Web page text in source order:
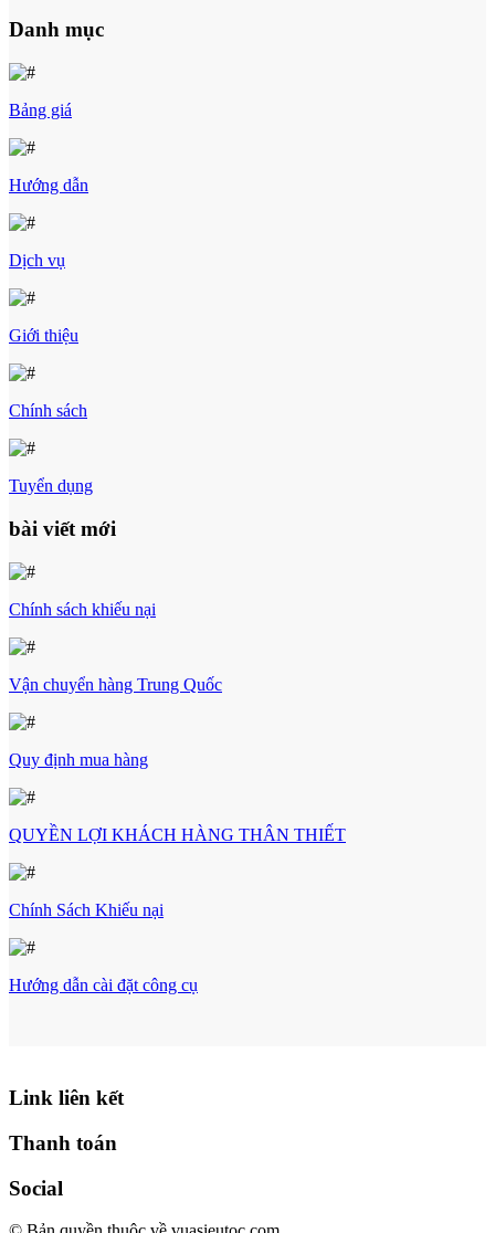
Danh mục
Bảng giá
Hướng dẫn
Dịch vụ
Giới thiệu
Chính sách
Tuyển dụng
bài viết mới
Chính sách khiếu nại
Vận chuyển hàng Trung Quốc
Quy định mua hàng
QUYỀN LỢI KHÁCH HÀNG THÂN THIẾT
Chính Sách Khiếu nại
Hướng dẫn cài đặt công cụ
Link liên kết
Thanh toán
Social